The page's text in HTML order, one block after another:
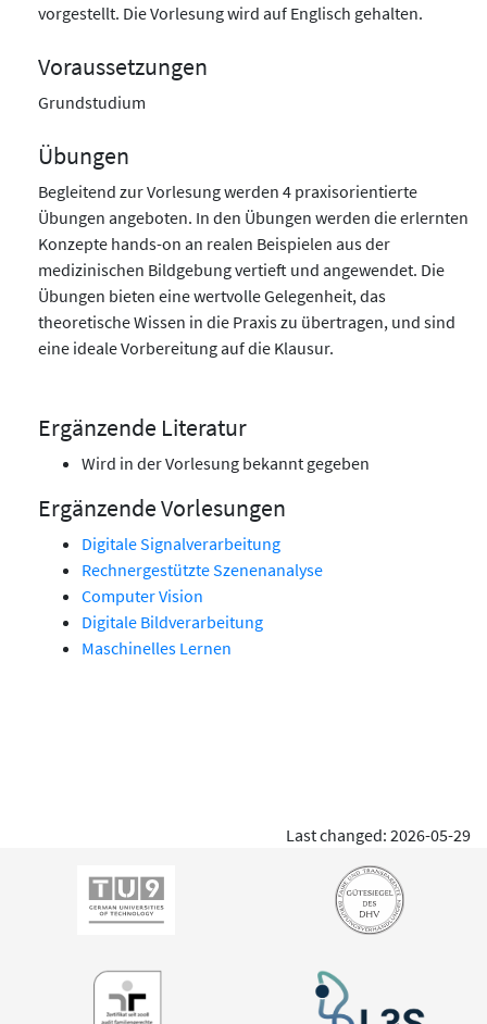
vorgestellt. Die Vorlesung wird auf Englisch gehalten.
Voraussetzungen
Grundstudium
Übungen
Begleitend zur Vorlesung werden 4 praxisorientierte
Übungen angeboten. In den Übungen werden die erlernten
Konzepte hands-on an realen Beispielen aus der
medizinischen Bildgebung vertieft und angewendet. Die
Übungen bieten eine wertvolle Gelegenheit, das
theoretische Wissen in die Praxis zu übertragen, und sind
eine ideale Vorbereitung auf die Klausur.
Ergänzende Literatur
Wird in der Vorlesung bekannt gegeben
Ergänzende Vorlesungen
Digitale Signalverarbeitung
Rechnergestützte Szenenanalyse
Computer Vision
Digitale Bildverarbeitung
Maschinelles Lernen
Last changed: 2026-05-29